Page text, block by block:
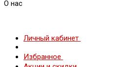
О нас
Личный кабинет
Избранное